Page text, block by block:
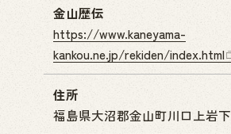
金山歴伝
https://www.kaneyama-
kankou.ne.jp/rekiden/index.html
住所
福島県大沼郡金山町川口上岩下